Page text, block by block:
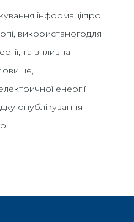
інформаціїпро
використаногодля
та впливна
енергії
опублікування